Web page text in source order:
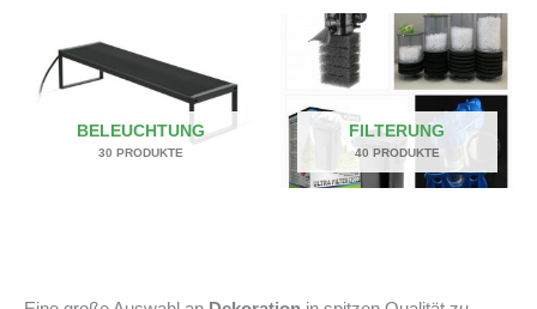
BELEUCHTUNG
30 PRODUKTE
FILTERUNG
40 PRODUKTE